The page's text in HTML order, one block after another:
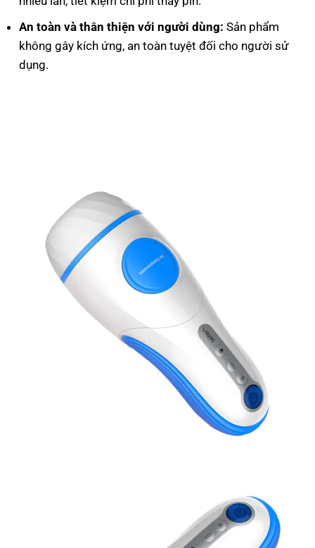
An toàn và thân thiện với người dùng: Sản phẩm
không gây kích ứng, an toàn tuyệt đối cho người sử
dụng.